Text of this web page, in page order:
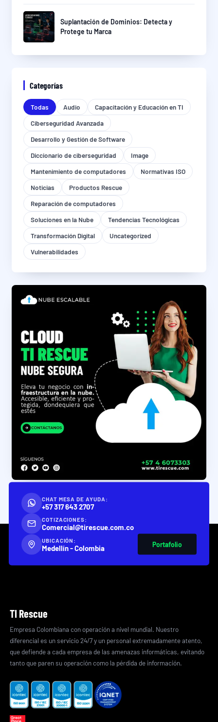
Suplantación de Dominios: Detecta y
Protege tu Marca
Categorías
Todas Audio
Capacitación y Educación en TI
Ciberseguridad Avanzada
Desarrollo y Gestión de Software
Diccionario de ciberseguridad
Image
Mantenimiento de computadores
Normativas ISO
Noticias
Productos Rescue
Reparación de computadores
Soluciones en la Nube
Tendencias Tecnológicas
Transformación Digital
Uncategorized
Vulnerabilidades
CHAT MESA DE AYUDA:
+57 317 643 2707
COTIZACIONES:
Comercial@tirescue.com.co
UBICACIÓN:
Medellín - Colombia Portafolio
TI Rescue
Empresa Colombiana con operación a nivel mundial. Nuestro
diferencial es un servicio 24/7 y un personal extremadamente atento,
que defiende a cada empresa de las amenazas informáticas, evitando
tanto que paren su operación como la pérdida de información.